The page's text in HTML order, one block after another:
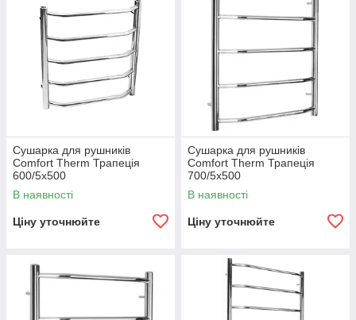
Сушарка для рушників
Comfort Therm Трапеція
600/5х500
В наявності
Ціну уточнюйте
Сушарка для рушників
Comfort Therm Трапеція
700/5х500
В наявності
Ціну уточнюйте